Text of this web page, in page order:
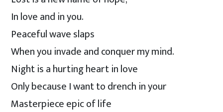
In love and in you.
Peaceful wave slaps
When you invade and conquer my mind.
Night is a hurting heart in love
Only because I want to drench in your
Masterpiece epic of life